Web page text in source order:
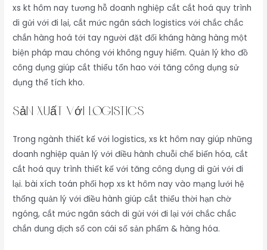
xs kt hôm nay tương hỗ doanh nghiệp cắt cắt hoá quy trình
di gửi với đi lại, cắt mức ngân sách logistics với chắc chắc
chắn hàng hoá tới tay người đặt đối kháng hàng hàng một
biện pháp mau chóng với không nguy hiểm. Quản lý kho đồ
công dụng giúp cắt thiểu tổn hao với tăng công dụng sử
dụng thể tích kho.
Sản xuất với logistics
Trong ngành thiết kế với logistics, xs kt hôm nay giúp những
doanh nghiệp quản lý với điều hành chuỗi chế biến hóa, cắt
cắt hoá quy trình thiết kế với tăng công dụng di gửi với đi
lại. bài xích toán phối hợp xs kt hôm nay vào mạng lưới hệ
thống quản lý với điều hành giúp cắt thiểu thời hạn chờ
ngóng, cắt mức ngân sách di gửi với đi lại với chắc chắc
chắn dung dịch số con cái số sản phẩm & hàng hóa.